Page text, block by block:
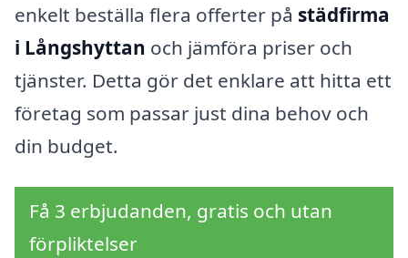
enkelt beställa flera offerter på städfirma
i Långshyttan och jämföra priser och
tjänster. Detta gör det enklare att hitta ett
företag som passar just dina behov och
din budget.
Få 3 erbjudanden, gratis och utan
förpliktelser